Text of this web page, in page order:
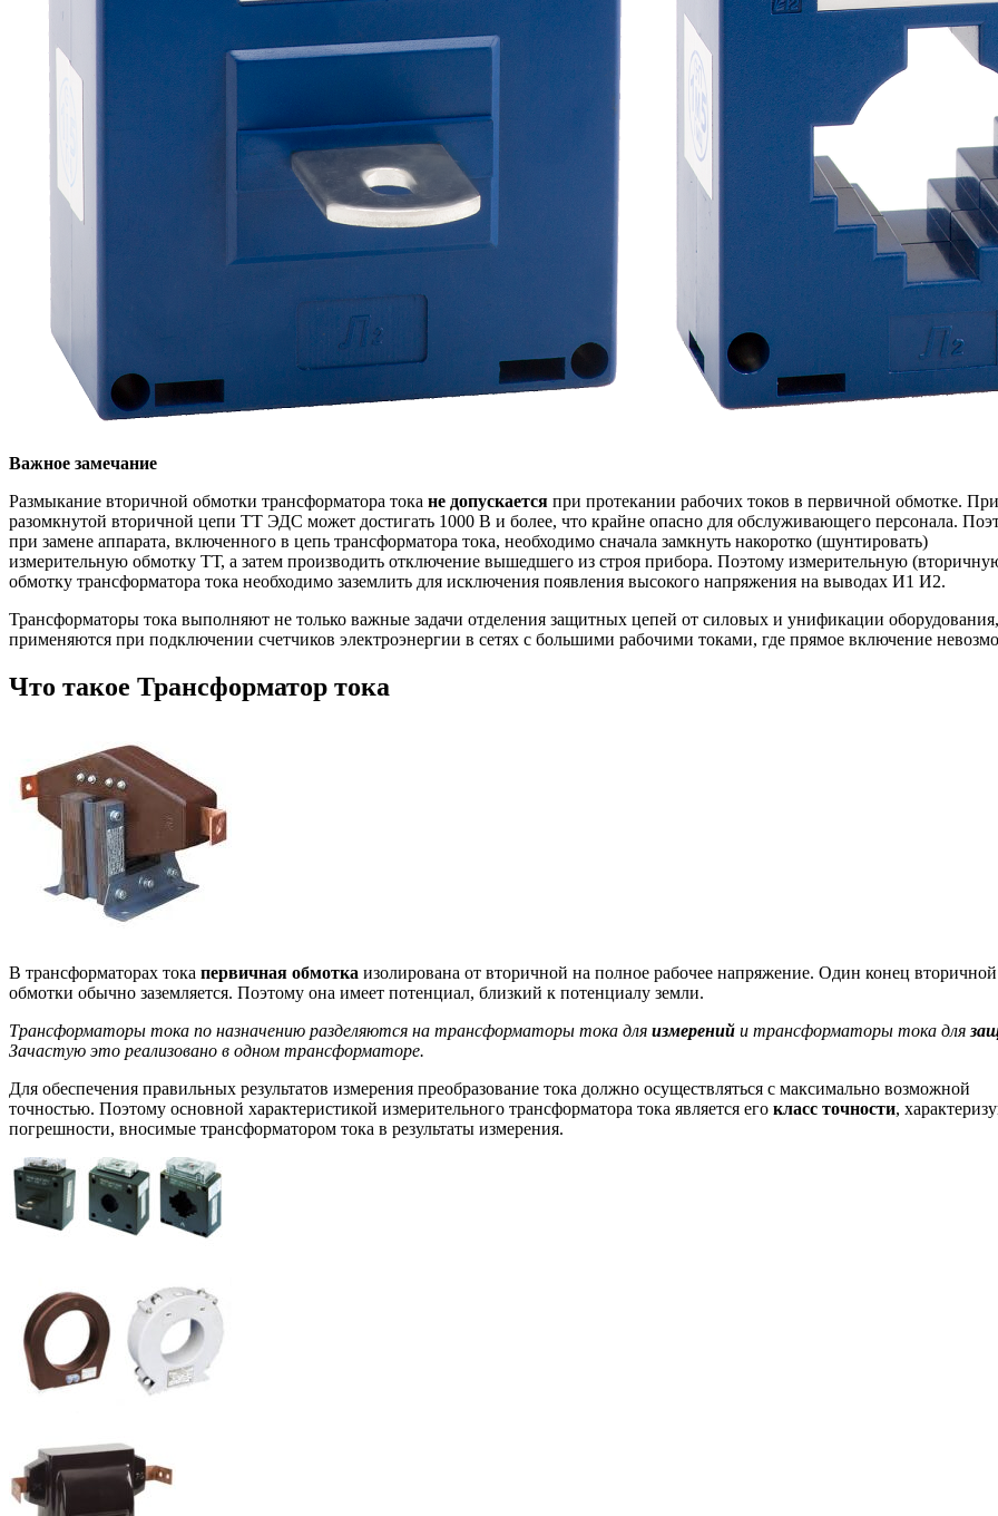
Важное замечание
Размыкание вторичной обмотки трансформатора тока не допускается при протекании рабочих токов в первичной обмотке. При
разомкнутой вторичной цепи ТТ ЭДС может достигать 1000 В и более, что крайне опасно для обслуживающего персонала.
при замене аппарата, включенного в цепь трансформатора тока, необходимо сначала замкнуть накоротко (шунтировать)
измерительную обмотку ТТ, а затем производить отключение вышедшего из строя прибора. Поэтому измерительную
обмотку трансформатора тока необходимо заземлить для исключения появления высокого напряжения на выводах И1 И2.
Трансформаторы тока выполняют не только важные задачи отделения защитных цепей от силовых и унификации
применяются при подключении счетчиков электроэнергии в сетях с большими рабочими токами, где прямое включение
Что такое Трансформатор тока
В трансформаторах тока первичная обмотка изолирована от вторичной на полное рабочее напряжение. Один конец вторичной
обмотки обычно заземляется. Поэтому она имеет потенциал, близкий к потенциалу земли.
Трансформаторы тока по назначению разделяются на трансформаторы тока для измерений и трансформаторы тока для
Зачастую это реализовано в одном трансформаторе.
Для обеспечения правильных результатов измерения преобразование тока должно осуществляться с максимально возможной
точностью. Поэтому основной характеристикой измерительного трансформатора тока является его класс точности,
погрешности, вносимые трансформатором тока в результаты измерения.